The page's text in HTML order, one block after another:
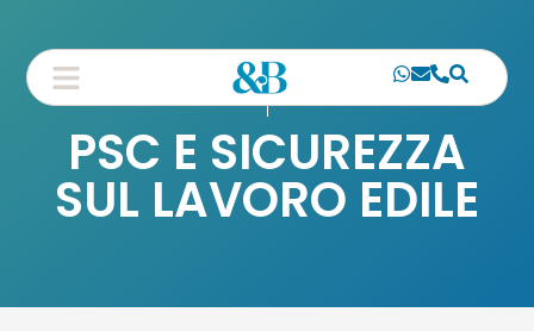
PSC E SICUREZZA
SUL LAVORO EDILE